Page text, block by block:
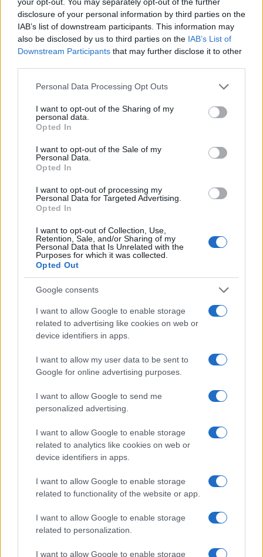
disclosure of your personal information by third parties on the
IAB’s list of downstream participants. This information may
also be disclosed by us to third parties on the IAB’s List of
Downstream Participants that may further disclose it to other
Please note that this website/app uses one or more Google
not limited to your visit or usage behaviour. You may click to
grant or deny consent to Google and its third-party tags to
use your data for below specified purposes in below Google
consent section.
Personal Data Processing Opt Outs
I want to opt-out of the Sharing of my
personal data.
Opted In
I want to opt-out of the Sale of my
Personal Data.
Opted In
I want to opt-out of processing my
Personal Data for Targeted Advertising.
Opted In
I want to opt-out of Collection, Use,
Retention, Sale, and/or Sharing of my
Personal Data that Is Unrelated with the
Purposes for which it was collected.
Opted Out
Google consents
I want to allow Google to enable storage
related to advertising like cookies on web or
device identifiers in apps.
I want to allow my user data to be sent to
Google for online advertising purposes.
I want to allow Google to send me
personalized advertising.
I want to allow Google to enable storage
related to analytics like cookies on web or
device identifiers in apps.
I want to allow Google to enable storage
related to functionality of the website or app.
I want to allow Google to enable storage
related to personalization.
I want to allow Google to enable storage
Su WhatsApp al numero +39
345 356 7512
Entra nel canale telegram di
GalluraOggi.it
Google News
Condividi l'articolo
F
a
ce
b
o
o
k
T
w
it
te
r
Pi
n
te
re
st
W
at
s
A
p
p
S
a
Articolo precedente
Prossimo articolo
Sangue, musica e solidarietà con Avis Olbia al
Delta Center
Salmo finisce in ospedale a Catania, ma il tour
va avanti: “Sicilia, ci sono”